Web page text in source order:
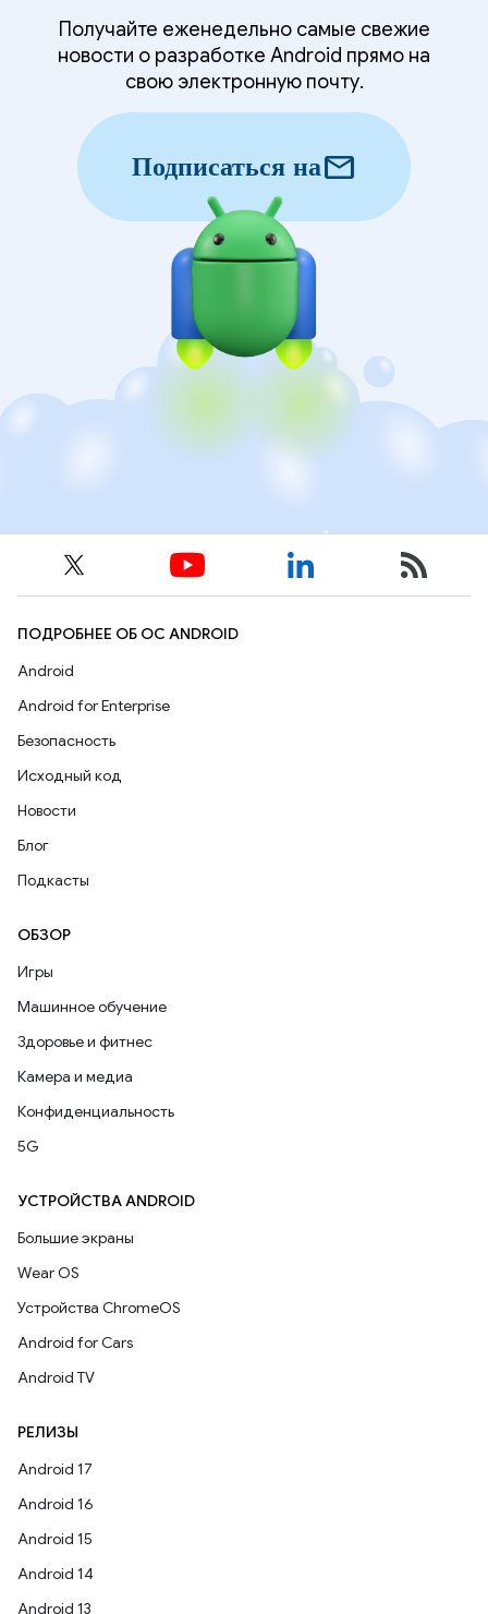
Получайте еженедельно самые свежие
новости о разработке Android прямо на
свою электронную почту.
Подписаться наmail
ПОДРОБНЕЕ ОБ ОС ANDROID
Android
Android for Enterprise
Безопасность
Исходный код
Новости
Блог
Подкасты
ОБЗОР
Игры
Машинное обучение
Здоровье и фитнес
Камера и медиа
Конфиденциальность
5G
УСТРОЙСТВА ANDROID
Большие экраны
Wear OS
Устройства ChromeOS
Android for Cars
Android TV
РЕЛИЗЫ
Android 17
Android 16
Android 15
Android 14
Android 13